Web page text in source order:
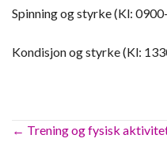
Spinning og styrke (Kl:
Kondisjon og styrke (Kl:
Posts
← Trening og fysisk